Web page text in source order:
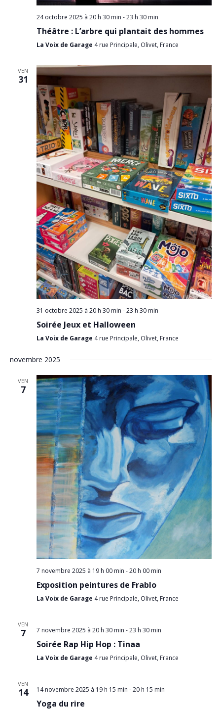
24 octobre 2025 à 20 h 30 min -23 h 30 min
Théâtre : L’arbre qui plantait des hommes
La Voix de Garage 4 rue Principale, Olivet, France
VEN
31
31 octobre 2025 à 20 h 30 min -23 h 30 min
Soirée Jeux et Halloween
La Voix de Garage 4 rue Principale, Olivet, France
novembre 2025
VEN
7
7 novembre 2025 à 19 h 00 min -20 h 00 min
Exposition peintures de Frablo
La Voix de Garage 4 rue Principale, Olivet, France
VEN
7 7 novembre 2025 à 20 h 30 min -23 h 30 min
Soirée Rap Hip Hop : Tinaa
La Voix de Garage 4 rue Principale, Olivet, France
VEN
14 14 novembre 2025 à 19 h 15 min -20 h 15 min
Yoga du rire